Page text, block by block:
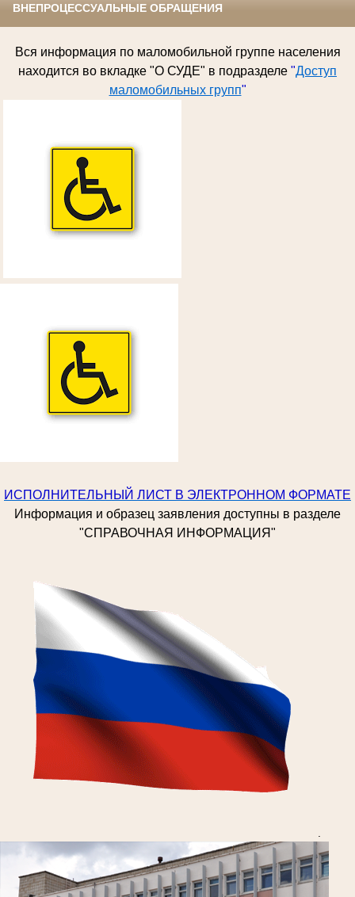
ВНЕПРОЦЕССУАЛЬНЫЕ ОБРАЩЕНИЯ
Вся информация по маломобильной группе населения
находится во вкладке "О СУДЕ" в подразделе "Доступ
маломобильных групп"
ИСПОЛНИТЕЛЬНЫЙ ЛИСТ В ЭЛЕКТРОННОМ ФОРМАТЕ
Информация и образец заявления доступны в разделе
"СПРАВОЧНАЯ ИНФОРМАЦИЯ"